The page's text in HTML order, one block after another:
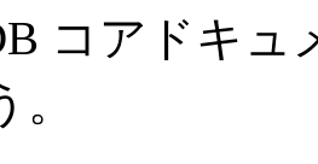
コアドキ